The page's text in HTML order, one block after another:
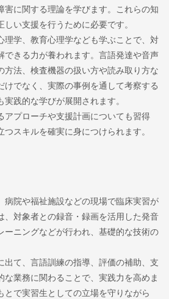
害に関する理論を学びます。これらの知
い支援を行うために必要です。
理学、教育心理学なども学ぶことで、対
できる力が養われます。言語発達や音声
方法、検査機器の扱い方や読み取り方な
けでなく、実際の事例を通して考察する
践的な学びが展開されます。
アプローチや支援計画についても習得
つスキルを確実に身につけられます。
病院や福祉施設などの現場で臨床実習が
、対象者との録音・録画を活用した発音
ーニングなどが行われ、基礎的な技術の
出て、言語訓練の指導、評価の補助、支
な業務に関わることで、実践力を高めま
とで実習生としての立場を守りながら